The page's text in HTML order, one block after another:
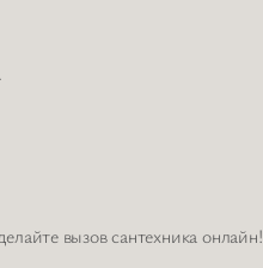
вызов сантехника онлайн!